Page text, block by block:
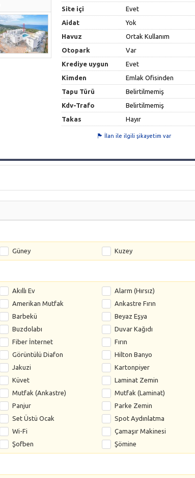
Site içi
Evet
Aidat
Yok
Havuz
Ortak Kullanım
Otopark
Var
Krediye uygun
Evet
Kimden
Emlak Ofisinden
Tapu Türü
Belirtilmemiş
Kdv-Trafo
Belirtilmemiş
Takas
Hayır
İlan ile ilgili şikayetim var
Güney Kuzey
Akıllı Ev
Alarm (Hırsız)
Amerikan Mutfak
Ankastre Fırın
Barbekü
Beyaz Eşya
Buzdolabı
Duvar Kağıdı
Fiber İnternet
Fırın
Görüntülü Diafon
Hilton Banyo
Jakuzi
Kartonpiyer
Küvet
Laminat Zemin
Mutfak (Ankastre)
Mutfak (Laminat)
Panjur
Parke Zemin
Set Üstü Ocak
Spot Aydınlatma
Wi-Fi
Çamaşır Makinesi
Şofben Şömine